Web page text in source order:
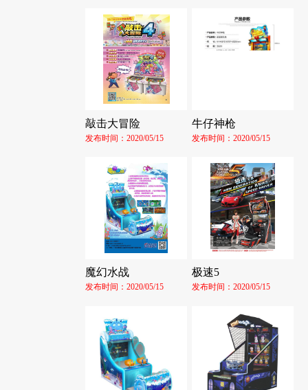
敲击大冒险
发布时间：2020/05/15
牛仔神枪
发布时间：2020/05/15
魔幻水战
发布时间：2020/05/15
极速5
发布时间：2020/05/15